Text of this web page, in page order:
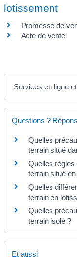
lotissement
Promesse de
Acte de vente
Services en ligne
Questions ?
Quelles
terrain situé
Quelles règles
terrain situé
Quelles
terrain en
Quelles
terrain isolé ?
Et aussi